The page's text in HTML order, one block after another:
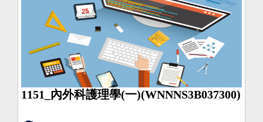
1151_內外科護理學(一)(WNNNS3B037300)